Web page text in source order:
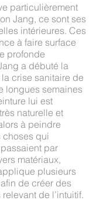
particulièrement
Jang, ce sont ses
intérieures. Ces
à faire surface
profonde
a débuté la
crise sanitaire de
longues semaines
lui est
naturelle et
à peindre
choses qui
par
matériaux,
plusieurs
de créer des
de l’intuitif.